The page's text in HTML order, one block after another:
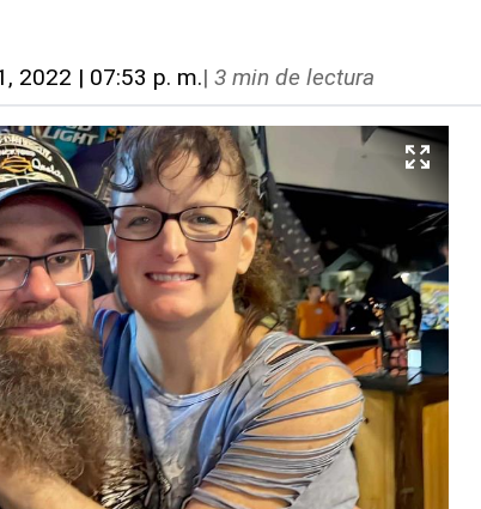
2022 | 07:53 p. m.| 3 min de lectura